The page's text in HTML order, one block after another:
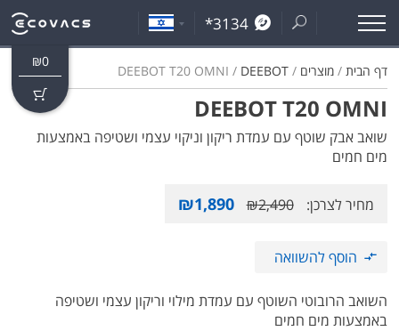
*3134
₪0
DEEBOT T20 OMNI
דף הבית /מוצרים /
DEEBOT
/ DEEBOT T20 OMNI
שואב אבק שוטף עם עמדת ריקון וניקוי עצמי ושטיפה באמצעות
מים חמים
מחיר לצרכן: ₪2,490
₪1,890
הוסף להשוואה
השואב הרובוטי השוטף עם עמדת מילוי וריקון עצמי ושטיפה
באמצעות מים חמים